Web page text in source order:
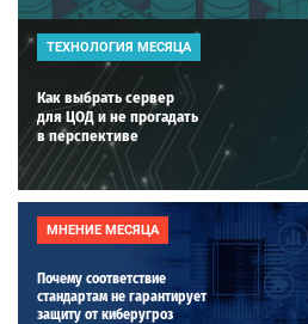
ТЕХНОЛОГИЯ МЕСЯЦА
Как выбрать сервер
для ЦОД и не прогадать
в перспективе
МНЕНИЕ МЕСЯЦА
Почему соответствие
стандартам не гарантирует
защиту от киберугроз